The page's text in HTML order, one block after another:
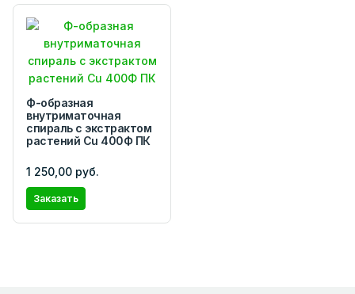
Ф-образная
внутриматочная
спираль с экстрактом
растений Сu 400Ф ПК
1 250,00 руб.
Заказать